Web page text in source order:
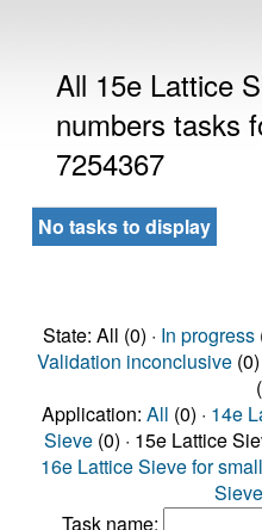
All 15e Lattice
numbers tasks
7254367
No tasks to display
State: All (0) · In progress
Validation inconclusive(0)
Application: All (0) · 14e
Sieve (0) · 15e Lattice
16e Lattice Sieve for
Task name: